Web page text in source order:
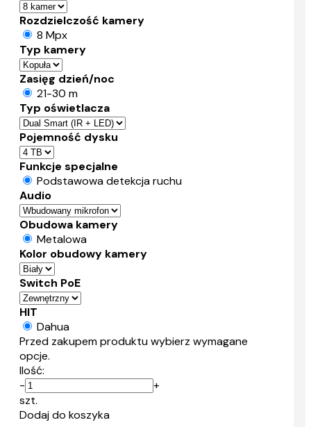
Rozdzielczość kamery
8 Mpx
Typ kamery
Zasięg dzień/noc
21-30 m
Typ oświetlacza
Pojemność dysku
Funkcje specjalne
Podstawowa detekcja ruchu
Audio
Obudowa kamery
Metalowa
Kolor obudowy kamery
Switch PoE
HIT
Dahua
Przed zakupem produktu wybierz wymagane
opcje.
Ilość:
-
+
szt.
Dodaj do koszyka